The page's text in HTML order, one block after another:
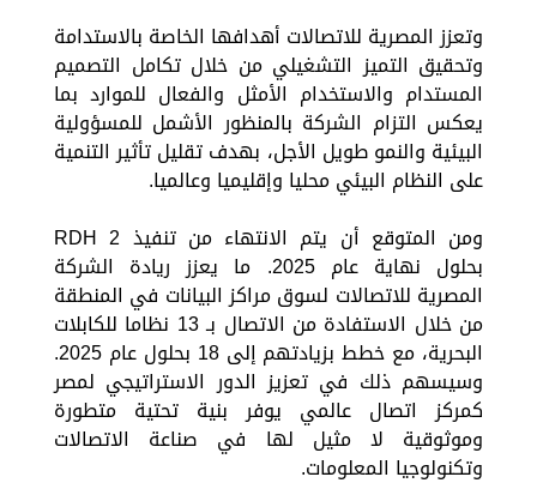
وتعزز المصرية للاتصالات أهدافها الخاصة بالاستدامة
وتحقيق التميز التشغيلي من خلال تكامل التصميم
المستدام والاستخدام الأمثل والفعال للموارد بما
يعكس التزام الشركة بالمنظور الأشمل للمسؤولية
البيئية والنمو طويل الأجل، بهدف تقليل تأثير التنمية
على النظام البيئي محليا وإقليميا وعالميا.
ومن المتوقع أن يتم الانتهاء من تنفيذ RDH 2
بحلول نهاية عام 2025. ما يعزز ريادة الشركة
المصرية للاتصالات لسوق مراكز البيانات في المنطقة
من خلال الاستفادة من الاتصال بـ 13 نظاما للكابلات
البحرية، مع خطط بزيادتهم إلى 18 بحلول عام 2025.
وسيسهم ذلك في تعزيز الدور الاستراتيجي لمصر
كمركز اتصال عالمي يوفر بنية تحتية متطورة
وموثوقية لا مثيل لها في صناعة الاتصالات
وتكنولوجيا المعلومات.